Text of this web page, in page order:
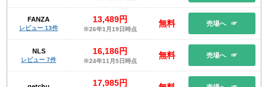
FANZA
レビュー 13件
13,489円
※26年1月19日時点
無料 売場へ
NLS
レビュー 7件
16,186円
※24年11月5日時点
無料 売場へ
17,985円